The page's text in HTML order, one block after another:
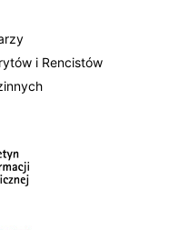
i Rencistów